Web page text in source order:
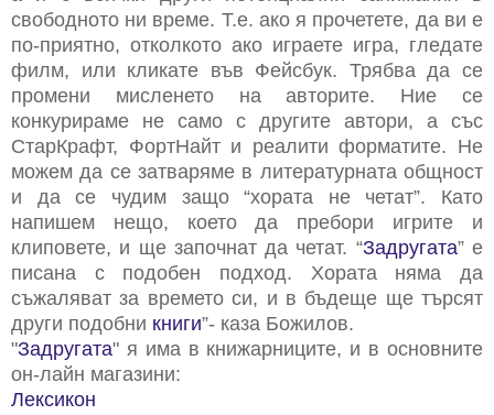
свободното ни време. Т.е. ако я прочетете, да ви е
по-приятно, отколкото ако играете игра, гледате
филм, или кликате във Фейсбук. Трябва да се
промени мисленето на авторите. Ние се
конкурираме не само с другите автори, а със
СтарКрафт, ФортНайт и реалити форматите. Не
можем да се затваряме в литературната общност
и да се чудим защо “хората не четат”. Като
напишем нещо, което да пребори игрите и
клиповете, и ще започнат да четат. “Задругата” е
писана с подобен подход. Хората няма да
съжаляват за времето си, и в бъдеще ще търсят
други подобни книги”- каза Божилов.
"Задругата" я има в книжарниците, и в основните
он-лайн магазини:
Лексикон